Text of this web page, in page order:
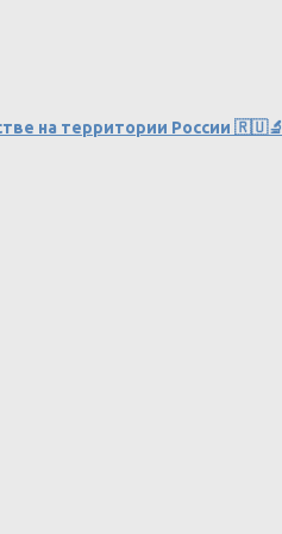
на территории России 🇷🇺🔬